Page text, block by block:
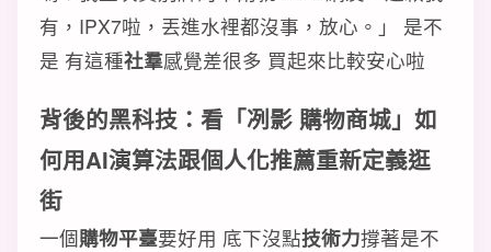
有，IPX7啦，丟進水裡都沒事，放心。」 是不
是 有這種社羣感覺差很多 買起來比較安心啦
背後的黑科技：看「冽影 購物商城」如
何用AI演算法跟個人化推薦重新定義逛
街
一個購物平臺要好用 底下沒點技術力撐著是不